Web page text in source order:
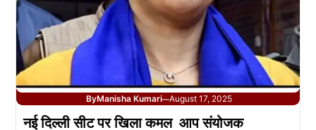
ByManisha Kumari—August 17, 2025
नई दिल्ली सीट पर खिला कमल आप संयोजक